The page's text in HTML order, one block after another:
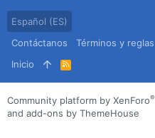
Español (ES)
Contáctanos
Términos y reglas
Inicio
R
S
S
Community platform by XenForo®
and add-ons by ThemeHouse